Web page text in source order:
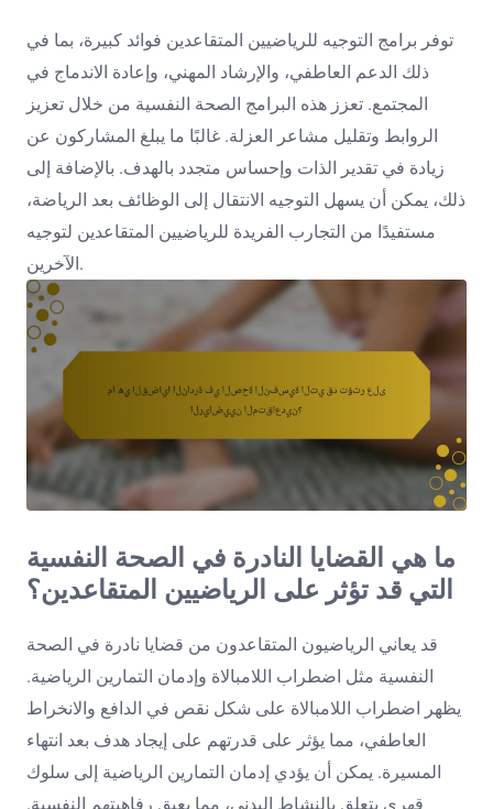
توفر برامج التوجيه للرياضيين المتقاعدين فوائد كبيرة، بما في
ذلك الدعم العاطفي، والإرشاد المهني، وإعادة الاندماج في
المجتمع. تعزز هذه البرامج الصحة النفسية من خلال تعزيز
الروابط وتقليل مشاعر العزلة. غالبًا ما يبلغ المشاركون عن
زيادة في تقدير الذات وإحساس متجدد بالهدف. بالإضافة إلى
ذلك، يمكن أن يسهل التوجيه الانتقال إلى الوظائف بعد الرياضة،
مستفيدًا من التجارب الفريدة للرياضيين المتقاعدين لتوجيه
الآخرين.
ما هي القضايا النادرة في الصحة النفسية
التي قد تؤثر على الرياضيين المتقاعدين؟
قد يعاني الرياضيون المتقاعدون من قضايا نادرة في الصحة
النفسية مثل اضطراب اللامبالاة وإدمان التمارين الرياضية.
يظهر اضطراب اللامبالاة على شكل نقص في الدافع والانخراط
العاطفي، مما يؤثر على قدرتهم على إيجاد هدف بعد انتهاء
المسيرة. يمكن أن يؤدي إدمان التمارين الرياضية إلى سلوك
قهري يتعلق بالنشاط البدني، مما يعيق رفاهيتهم النفسية.